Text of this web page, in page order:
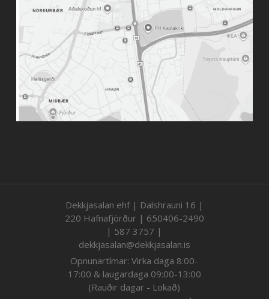
Dekkjasalan ehf | Dalshrauni 16 |
220 Hafnafjörður | 650406-2490
| 587 3757 |
dekkjasalan@dekkjasalan.is
Opnunartímar: Virka daga 8:00-
17:00 & laugardaga 09:00-13:00
(Rauðir dagar - Lokað)